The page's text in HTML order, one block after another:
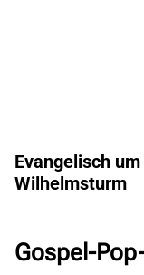
Evangelisch
Wilhelmsturm
Gospel-